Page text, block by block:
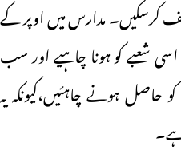
کرسکیں۔ مدارس میں اوپر کے
شعبے کو ہونا چاہیے اور سب
حاصل ہونے چاہئیں،کیونکہ یہ